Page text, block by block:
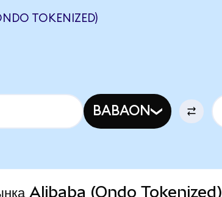
TOKENIZED)
BABAON
Alibaba (Ondo Tokenized)